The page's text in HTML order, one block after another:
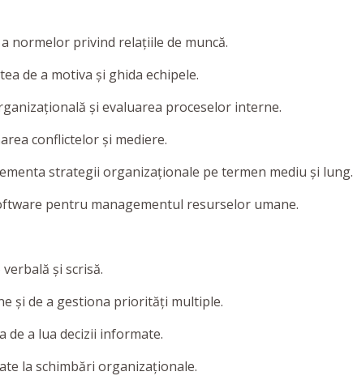
normelor privind relațiile de muncă.
de a motiva și ghida echipele.
și evaluarea proceselor interne.
conflictelor și mediere.
strategii organizaționale pe termen mediu și lung.
pentru managementul resurselor umane.
și scrisă.
și de a gestiona priorități multiple.
de a lua decizii informate.
la schimbări organizaționale.